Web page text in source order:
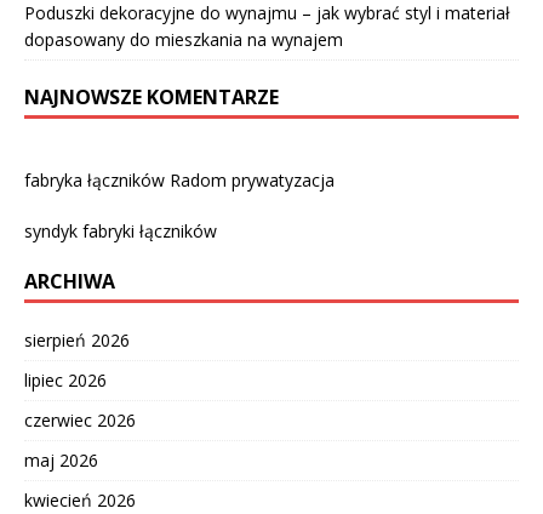
Poduszki dekoracyjne do wynajmu – jak wybrać styl i materiał
dopasowany do mieszkania na wynajem
NAJNOWSZE KOMENTARZE
fabryka łączników Radom prywatyzacja
syndyk fabryki łączników
ARCHIWA
sierpień 2026
lipiec 2026
czerwiec 2026
maj 2026
kwiecień 2026